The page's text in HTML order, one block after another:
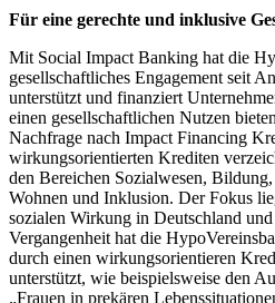
Für eine gerechte und inklusive
Mit Social Impact Banking hat die
gesellschaftliches Engagement seit
unterstützt und finanziert
einen gesellschaftlichen Nutzen
Nachfrage nach Impact Financing
wirkungsorientierten Krediten
den Bereichen Sozialwesen,
Wohnen und Inklusion. Der Fokus
sozialen Wirkung in Deutschland
Vergangenheit hat die
durch einen wirkungsorientieren
unterstützt, wie beispielsweise den
„Frauen in prekären